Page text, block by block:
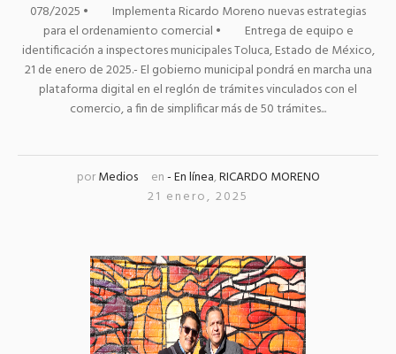
078/2025 • Implementa Ricardo Moreno nuevas estrategias
para el ordenamiento comercial • Entrega de equipo e
identificación a inspectores municipales Toluca, Estado de México,
21 de enero de 2025.- El gobierno municipal pondrá en marcha una
plataforma digital en el reglón de trámites vinculados con el
comercio, a fin de simplificar más de 50 trámites...
porMedios en- En línea,RICARDO MORENO
21 enero, 2025